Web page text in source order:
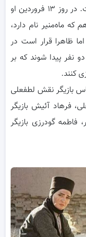
رسیده و عاشق دختر حاکم شهر شده است. در روز ۱۳ فروردین او
ماه‌منیر نام دارد،
ظاهرا قرار است در
نفر پیدا شوند که بر
کنند.
بازیگر نقش لطفعلی
فرهاد آئیش بازیگر
فاطمه گودرزی بازیگر